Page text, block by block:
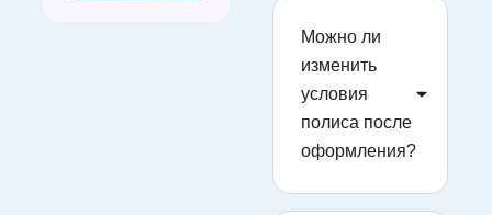
Можно ли
изменить
условия
полиса после
оформления?